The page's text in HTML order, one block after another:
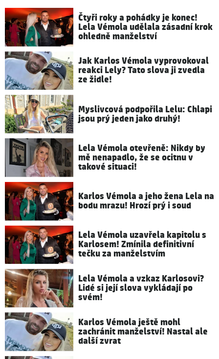
Čtyři roky a pohádky je konec!
Lela Vémola udělala zásadní krok
ohledně manželství
Jak Karlos Vémola vyprovokoval
reakci Lely? Tato slova ji zvedla
ze židle!
Myslivcová podpořila Lelu: Chlapi
jsou prý jeden jako druhý!
Lela Vémola otevřeně: Nikdy by
mě nenapadlo, že se ocitnu v
takové situaci!
Karlos Vémola a jeho žena Lela na
bodu mrazu! Hrozí prý i soud
Lela Vémola uzavřela kapitolu s
Karlosem! Zmínila definitivní
tečku za manželstvím
Lela Vémola a vzkaz Karlosovi?
Lidé si její slova vykládají po
svém!
Karlos Vémola ještě mohl
zachránit manželství! Nastal ale
další zvrat